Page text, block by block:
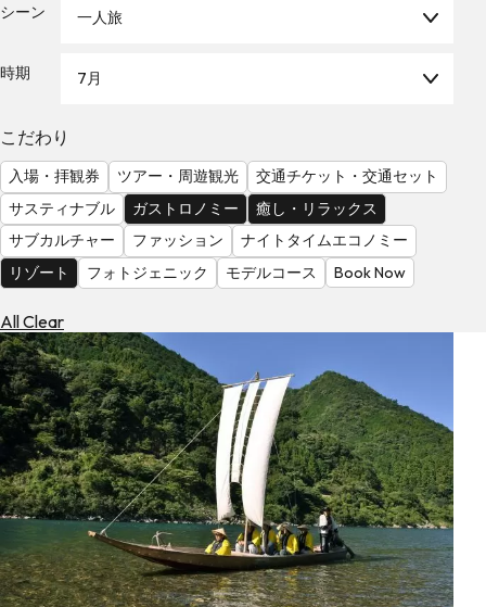
を
見
る
シーン 一人旅
時期 7月
こだわり
入場・拝観券 ツアー・周遊観光
交通チケット・交通セット
サスティナブル
ガストロノミー
癒し・リラックス
サブカルチャー
ファッション
ナイトタイムエコノミー
リゾート
フォトジェニック モデルコース Book Now
All Clear